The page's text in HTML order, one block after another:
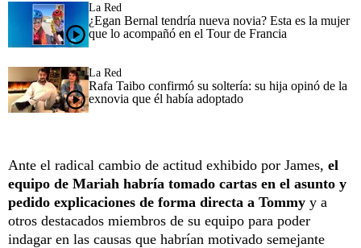
La Red
¿Egan Bernal tendría nueva novia? Esta es la mujer
que lo acompañó en el Tour de Francia
La Red
Rafa Taibo confirmó su soltería: su hija opinó de la
exnovia que él había adoptado
Ante el radical cambio de actitud exhibido por James, el
equipo de Mariah habría tomado cartas en el asunto y
pedido explicaciones de forma directa a Tommy y a
otros destacados miembros de su equipo para poder
indagar en las causas que habrían motivado semejante